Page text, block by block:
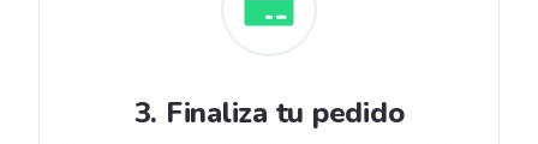
3. Finaliza tu pedido